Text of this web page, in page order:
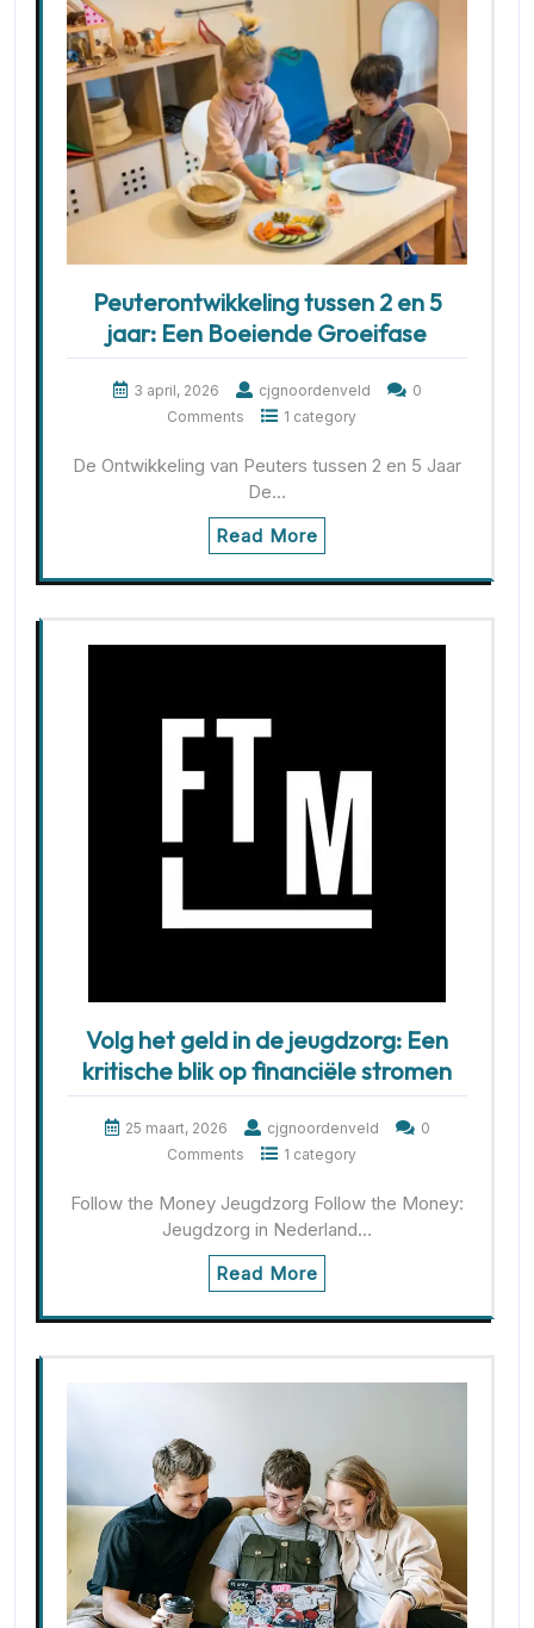
Peuterontwikkeling tussen 2 en 5
jaar: Een Boeiende Groeifase
3 april, 2026 cjgnoordenveld
0
Comments
1 category
De Ontwikkeling van Peuters tussen 2 en 5 Jaar
De…
Read More
Volg het geld in de jeugdzorg: Een
kritische blik op financiële stromen
25 maart, 2026 cjgnoordenveld
0
Comments
1 category
Follow the Money Jeugdzorg Follow the Money:
Jeugdzorg in Nederland…
Read More